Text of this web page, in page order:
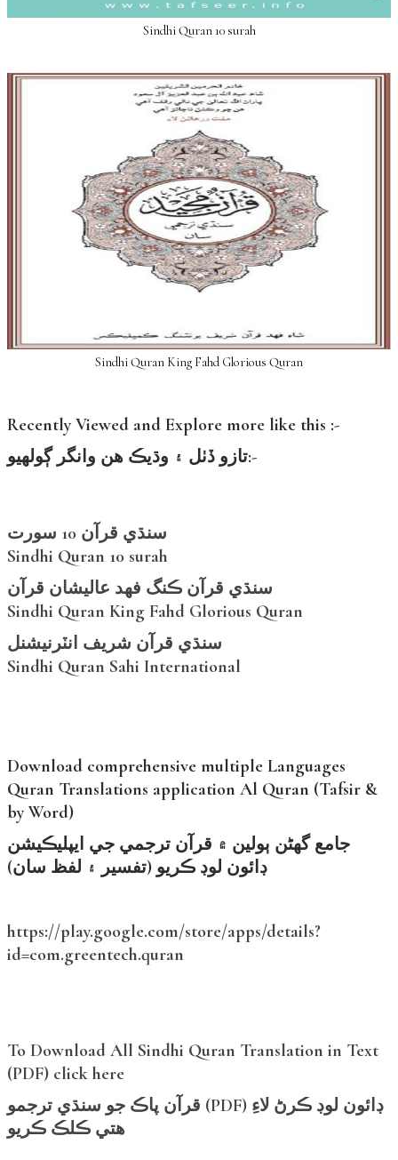
Sindhi Quran 10 surah
Sindhi Quran King Fahd Glorious Quran
Recently Viewed and Explore more like this :-
تازو ڏٺل ۽ وڌيڪ هن وانگر ڳولهيو:-
سنڌي قرآن 10 سورت
Sindhi Quran 10 surah
سنڌي قرآن ڪنگ فهد عاليشان قرآن
Sindhi Quran King Fahd Glorious Quran
سنڌي قرآن شريف انٽرنيشنل
Sindhi Quran Sahi International
Download comprehensive multiple Languages
Quran Translations application Al Quran (Tafsir &
by Word)
جامع گھڻن ٻولين ۾ قرآن ترجمي جي ايپليڪيشن
ڊائون لوڊ ڪريو (تفسير ۽ لفظ سان)
https://play.google.com/store/apps/details?
id=com.greentech.quran
To Download All Sindhi Quran Translation in Text
(PDF) click here
قرآن پاڪ جو سنڌي ترجمو (PDF) ڊائون لوڊ ڪرڻ لاءِ
هتي ڪلڪ ڪريو